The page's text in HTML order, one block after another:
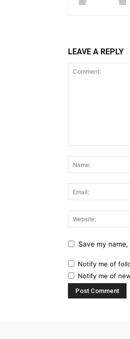
LEAVE A REPLY
Save my
Notify me of
Notify me of